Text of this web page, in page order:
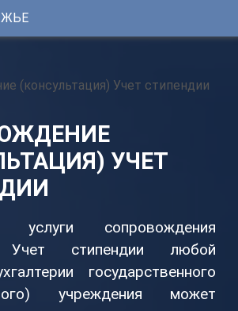
УЧЕТ
сопровождения
Учет стипендии любой
государственного
учреждения может